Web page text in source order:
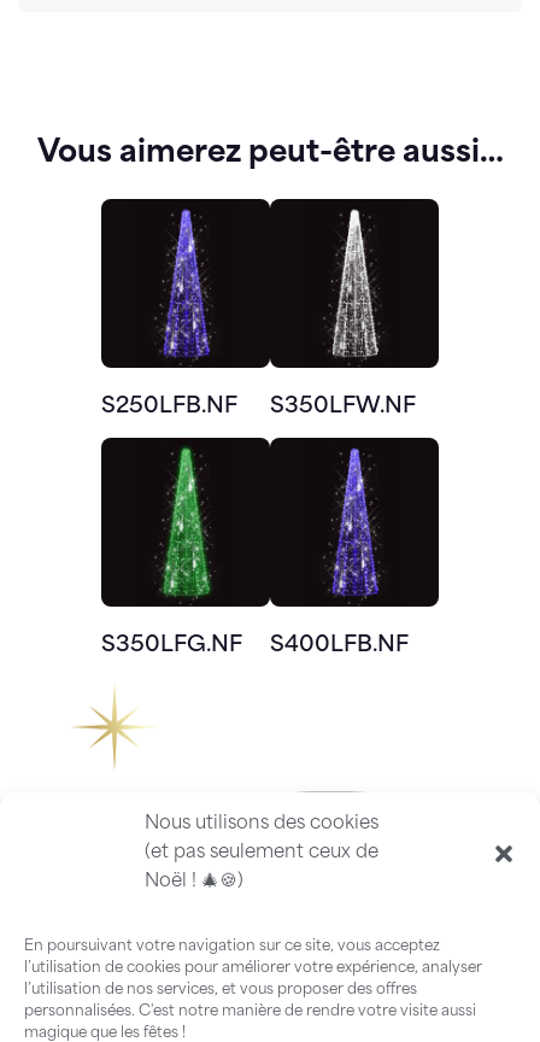
Nous utilisons des cookies
(et pas seulement ceux de
Noël ! 🎄🍪)
En poursuivant votre navigation sur ce site, vous acceptez
l’utilisation de cookies pour améliorer votre expérience, analyser
l’utilisation de nos services, et vous proposer des offres
personnalisées. C'est notre manière de rendre votre visite aussi
magique que les fêtes !
Vous aimerez peut-être aussi…
S250LFB.NF S350LFW.NF
S350LFG.NF S400LFB.NF